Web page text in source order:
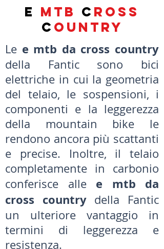
E MTb c ross
c ountry
Le e mtb da cross country
della Fantic sono bici
elettriche in cui la geometria
del telaio, le sospensioni, i
componenti e la leggerezza
della mountain bike le
rendono ancora più scattanti
e precise. Inoltre, il telaio
completamente in carbonio
conferisce alle e mtb da
cross countrydella Fantic
un ulteriore vantaggio in
termini di leggerezza e
resistenza.